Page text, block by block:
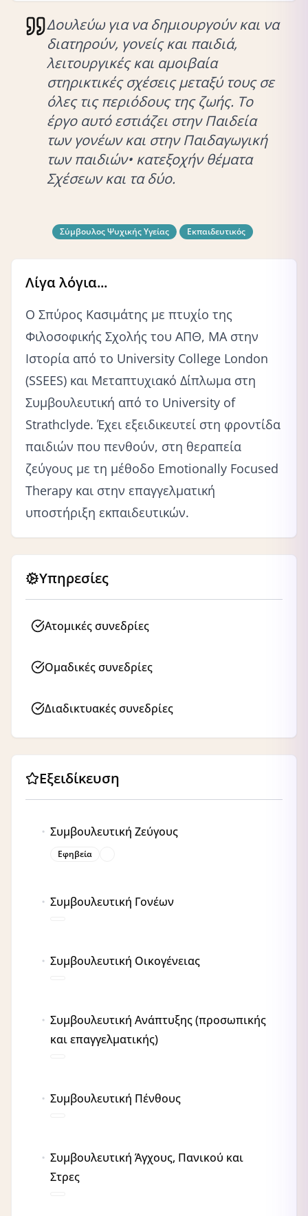
Δουλεύω για να δημιουργούν και να
διατηρούν, γονείς και παιδιά,
λειτουργικές και αμοιβαία
στηρικτικές σχέσεις μεταξύ τους σε
όλες τις περιόδους της ζωής. Το
έργο αυτό εστιάζει στην Παιδεία
των γονέων και στην Παιδαγωγική
των παιδιών• κατεξοχήν θέματα
Σχέσεων και τα δύο.
Σύμβουλος Ψυχικής Υγείας Εκπαιδευτικός
Λίγα λόγια...
Ο Σπύρος Κασιμάτης με πτυχίο της
Φιλοσοφικής Σχολής του ΑΠΘ, ΜA στην
Ιστορία από το University College London
(SSEES) και Μεταπτυχιακό Δίπλωμα στη
Συμβουλευτική από το University of
Strathclyde. Έχει εξειδικευτεί στη φροντίδα
παιδιών που πενθούν, στη θεραπεία
ζεύγους με τη μέθοδο Emotionally Focused
Therapy και στην επαγγελματική
υποστήριξη εκπαιδευτικών.
Υπηρεσίες
Ατομικές συνεδρίες
Ομαδικές συνεδρίες
Διαδικτυακές συνεδρίες
Εξειδίκευση
Συμβουλευτική Ζεύγους
Εφηβεία
Συμβουλευτική Γονέων
Συμβουλευτική Οικογένειας
Συμβουλευτική Ανάπτυξης (προσωπικής
και επαγγελματικής)
Συμβουλευτική Πένθους
Συμβουλευτική Άγχους, Πανικού και
Στρες